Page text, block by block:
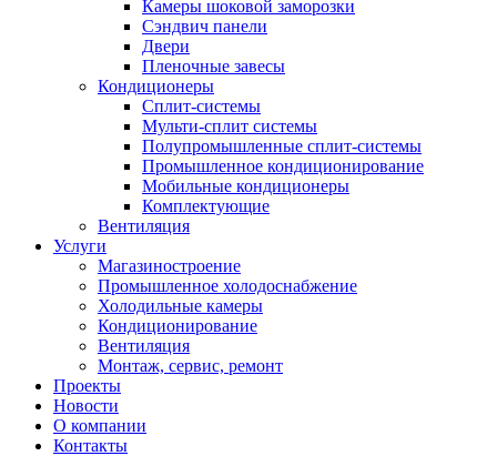
Камеры шоковой заморозки
Сэндвич панели
Двери
Пленочные завесы
Кондиционеры
Сплит-системы
Мульти-сплит системы
Полупромышленные сплит-системы
Промышленное кондиционирование
Мобильные кондиционеры
Комплектующие
Вентиляция
Услуги
Магазиностроение
Промышленное холодоснабжение
Холодильные камеры
Кондиционирование
Вентиляция
Монтаж, сервис, ремонт
Проекты
Новости
О компании
Контакты